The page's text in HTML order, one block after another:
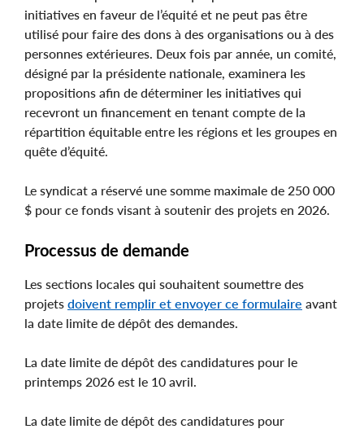
initiatives en faveur de l’équité et ne peut pas être
utilisé pour faire des dons à des organisations ou à des
personnes extérieures. Deux fois par année, un comité,
désigné par la présidente nationale, examinera les
propositions afin de déterminer les initiatives qui
recevront un financement en tenant compte de la
répartition équitable entre les régions et les groupes en
quête d’équité.
Le syndicat a réservé une somme maximale de 250 000
$ pour ce fonds visant à soutenir des projets en 2026.
Processus de demande
Les sections locales qui souhaitent soumettre des
projets doivent remplir et envoyer ce formulaire avant
la date limite de dépôt des demandes.
La date limite de dépôt des candidatures pour le
printemps 2026 est le 10 avril.
La date limite de dépôt des candidatures pour